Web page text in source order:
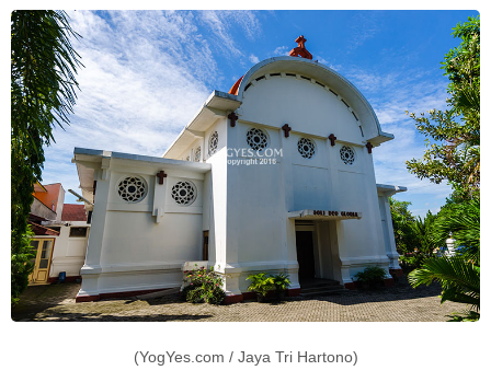
(YogYes.com / Jaya Tri Hartono)